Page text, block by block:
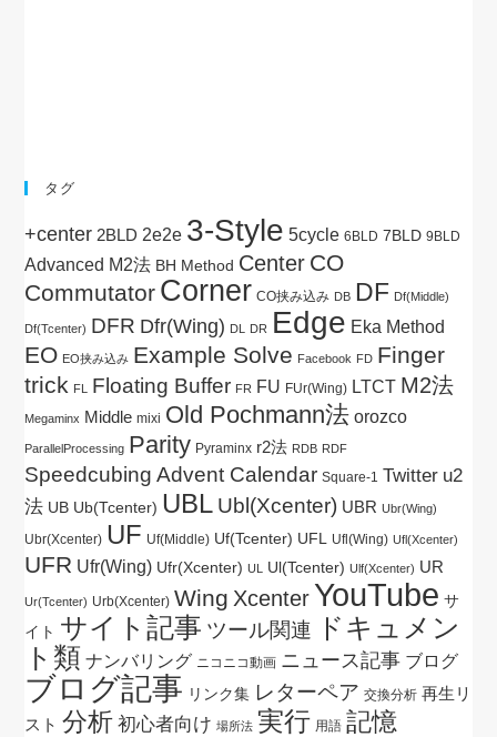
タグ
+center 2BLD 2e2e 3-Style 5cycle 6BLD 7BLD 9BLD
Advanced M2法 BH Method Center CO
Commutator Corner CO挟み込み DB DF Df(Middle)
Df(Tcenter) DFR Dfr(Wing) DL DR Edge Eka Method
EO EO挟み込み Example Solve Facebook FD Finger
trick FL Floating Buffer FR FU FUr(Wing) LTCT M2法
Megaminx Middle mixi Old Pochmann法 orozco
ParallelProcessing Parity Pyraminx r2法 RDB RDF
Speedcubing Advent Calendar Square-1 Twitter u2
法 UB Ub(Tcenter) UBL Ubl(Xcenter) UBR Ubr(Wing)
Ubr(Xcenter) UF Uf(Middle) Uf(Tcenter) UFL Ufl(Wing) Ufl(Xcenter)
UFR Ufr(Wing) Ufr(Xcenter) UL Ul(Tcenter) Ulf(Xcenter) UR
Ur(Tcenter) Urb(Xcenter) Wing Xcenter YouTube サ
イト サイト記事 ツール関連
ドキュメン
ト類 ナンバリング ニコニコ動画 ニュース記事 ブログ
ブログ記事 リンク集 レターペア 交換分析 再生リ
スト 分析 初心者向け 場所法 実行 用語 記憶